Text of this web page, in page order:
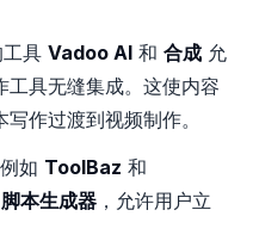
具 Vadoo AI 和 合成 允
工具无缝集成。这使内容
作过渡到视频制作。
如 ToolBaz 和
本生成器 ，允许用户立